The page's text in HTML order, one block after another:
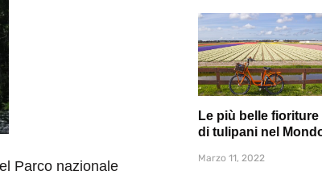
Parco nazionale
Le più belle fioriture
di tulipani nel
Marzo 11, 2022